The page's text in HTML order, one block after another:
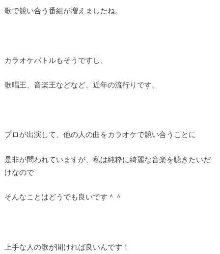
歌で競い合う番組が増えましたね。
カラオケバトルもそうですし、
歌唱王、音楽王などなど、近年の流行りです。
プロが出演して、他の人の曲をカラオケで競い合うことに
是非が問われていますが、私は純粋に綺麗な音楽を聴きたいだ
けなので
そんなことはどうでも良いです＾＾
上手な人の歌が聞ければ良いんです！